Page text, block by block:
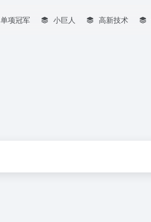
单项冠军 小巨人 高新技术